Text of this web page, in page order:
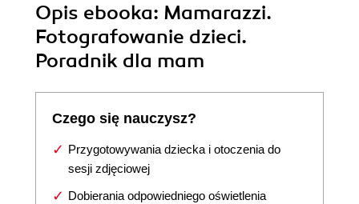
Opis ebooka: Mamarazzi.
Fotografowanie dzieci.
Poradnik dla mam
Czego się nauczysz?
Przygotowywania dziecka i otoczenia do
sesji zdjęciowej
Dobierania odpowiedniego oświetlenia